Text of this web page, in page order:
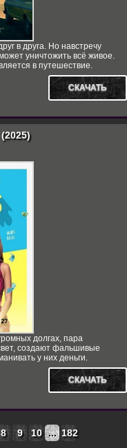
в друга. Но навстречу
уничтожить всё живое.
в путешествие.
СКАЧАТЬ
долгах, пара
создают фальшивые
у них деньги.
СКАЧАТЬ
8 9 10 ... 182